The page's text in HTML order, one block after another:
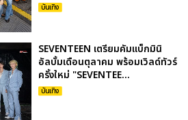
บันเทิง
SEVENTEEN เตรียมคัมแบ็กมินิ
อัลบั้มเดือนตุลาคม พร้อมเวิลด์ทัวร์
ครั้งใหม่ "SEVENTEE...
บันเทิง